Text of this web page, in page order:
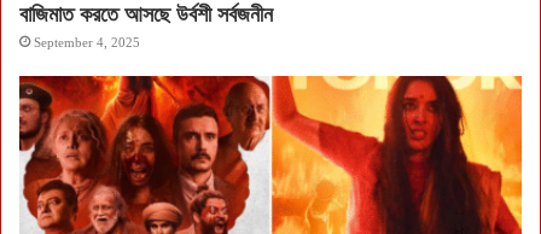
বাজিমাত করতে আসছে উর্বশী সর্বজনীন
September 4, 2025